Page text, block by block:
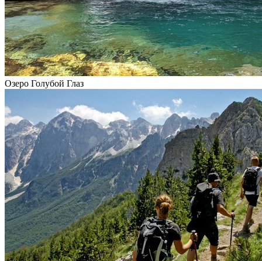
Озеро Голубой Глаз